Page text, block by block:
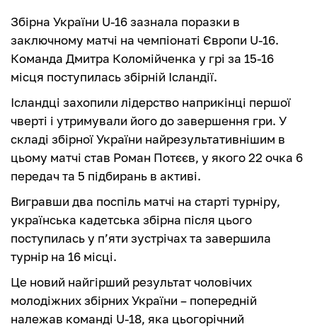
Збірна України U-16 зазнала поразки в
заключному матчі на чемпіонаті Європи U-16.
Команда Дмитра Коломійченка у грі за 15-16
місця поступилась збірній Ісландії.
Ісландці захопили лідерство наприкінці першої
чверті і утримували його до завершення гри. У
складі збірної України найрезультативнішим в
цьому матчі став Роман Потєєв, у якого 22 очка 6
передач та 5 підбирань в активі.
Вигравши два поспіль матчі на старті турніру,
українська кадетська збірна після цього
поступилась у п’яти зустрічах та завершила
турнір на 16 місці.
Це новий найгірший результат чоловічих
молодіжних збірних України – попередній
належав команді U-18, яка цьогорічний